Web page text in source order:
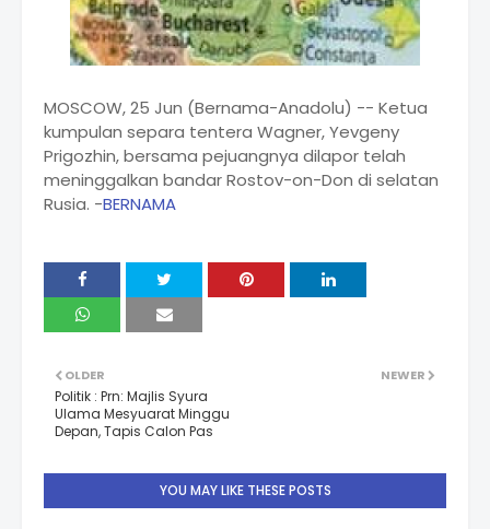
MOSCOW, 25 Jun (Bernama-Anadolu) -- Ketua
kumpulan separa tentera Wagner, Yevgeny
Prigozhin, bersama pejuangnya dilapor telah
meninggalkan bandar Rostov-on-Don di selatan
Rusia. -BERNAMA
NEWER
OLDER
Politik : Prn: Majlis Syura
Ulama Mesyuarat Minggu
Depan, Tapis Calon Pas
YOU MAY LIKE THESE POSTS